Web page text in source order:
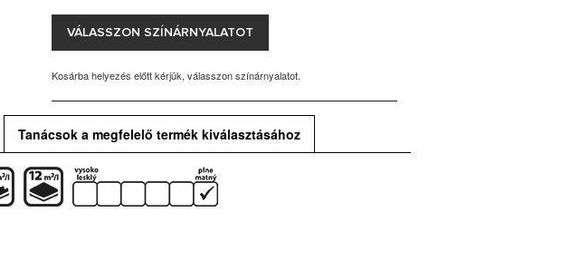
VÁLASSZON SZÍNÁRNYALATOT
Kosárba helyezés előtt kérjük, válasszon színárnyalatot.
Tanácsok a megfelelő termék kiválasztásához